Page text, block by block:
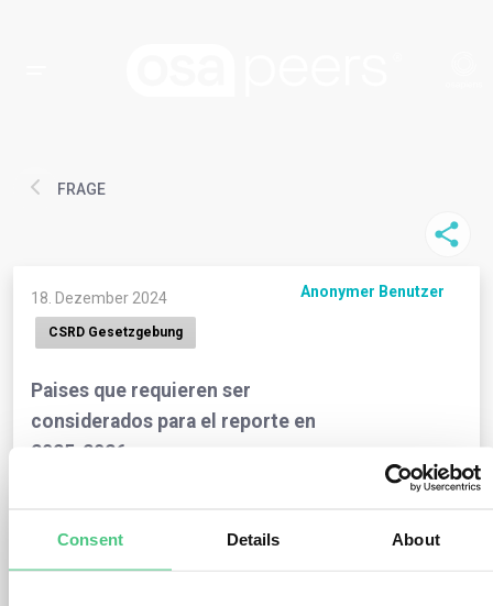
Consent Details About
FRAGE
18. Dezember 2024 Anonymer Benutzer
CSRD Gesetzgebung
Paises que requieren ser
considerados para el reporte en
2025-2026
Hola, si una empresa tiene subsidiarias, filiales o
¿debe de reportar su informacion y formar parte
de el reporte de CSRD del grupo?